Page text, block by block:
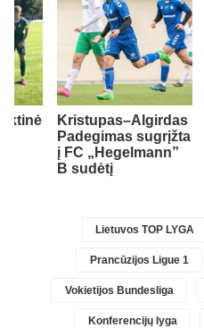
Kristupas–Algirdas
Padegimas sugrįžta
į FC „Hegelmann”
B sudėtį
Lietuvos TOP LYGA
Prancūzijos Ligue 1
Vokietijos Bundesliga
Konferencijų lyga